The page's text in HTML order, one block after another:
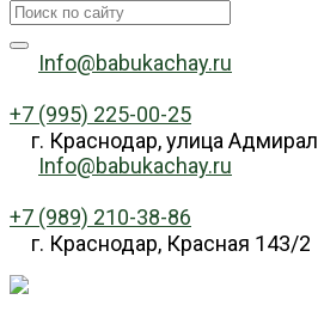
Info@babukachay.ru
+7 (995) 225-00-25
г. Краснодар, улица
Info@babukachay.ru
+7 (989) 210-38-86
г. Краснодар, Красная 143/2